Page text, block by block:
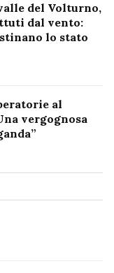
del Volturno,
dal vento:
lo stato
al
vergognosa